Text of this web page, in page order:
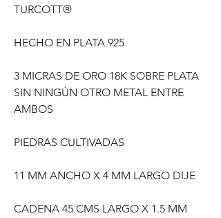
TURCOTT®
HECHO EN PLATA 925
3 MICRAS DE ORO 18K SOBRE PLATA
SIN NINGÚN OTRO METAL ENTRE
AMBOS
PIEDRAS CULTIVADAS
11 MM ANCHO X 4 MM LARGO DIJE
CADENA 45 CMS LARGO X 1.5 MM